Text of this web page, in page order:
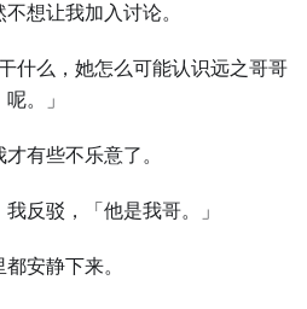
想让我加入讨论。
什么，她怎么可能认识远之哥哥
呢。」
有些不乐意了。
我反驳，「他是我哥。」
安静下来。